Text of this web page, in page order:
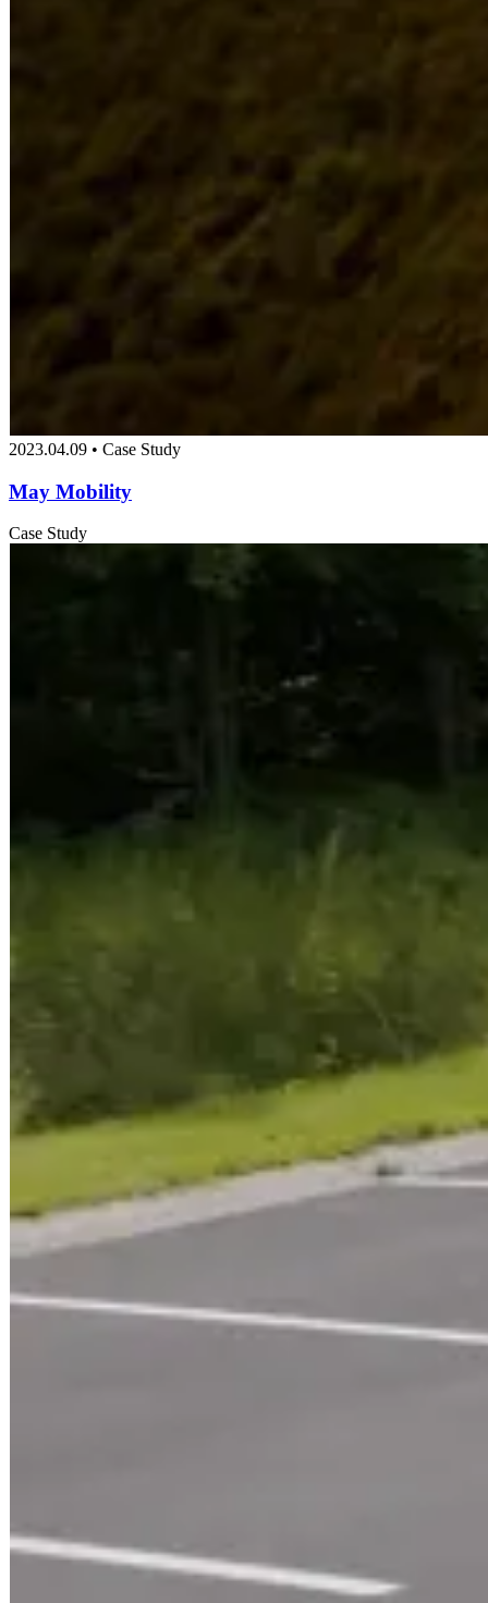
2023.04.09 • Case Study
May Mobility
Case Study